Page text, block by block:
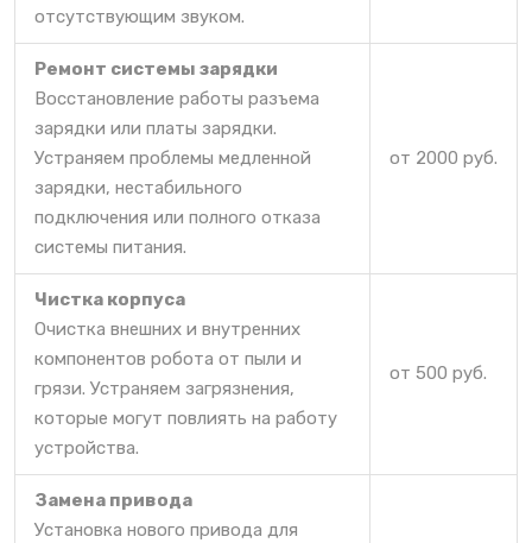
отсутствующим звуком.
Ремонт системы зарядки
Восстановление работы разъема
зарядки или платы зарядки.
Устраняем проблемы медленной
зарядки, нестабильного
подключения или полного отказа
системы питания.
от 2000 руб.
Чистка корпуса
Очистка внешних и внутренних
компонентов робота от пыли и
грязи. Устраняем загрязнения,
которые могут повлиять на работу
устройства.
от 500 руб.
Замена привода
Установка нового привода для